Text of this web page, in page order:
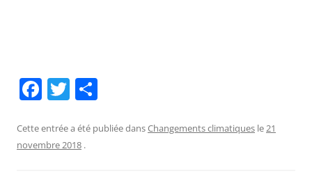
F
c
e
T
itt
er
ta
Cette entrée a été publiée dansChangements climatiques le21
novembre 2018 .